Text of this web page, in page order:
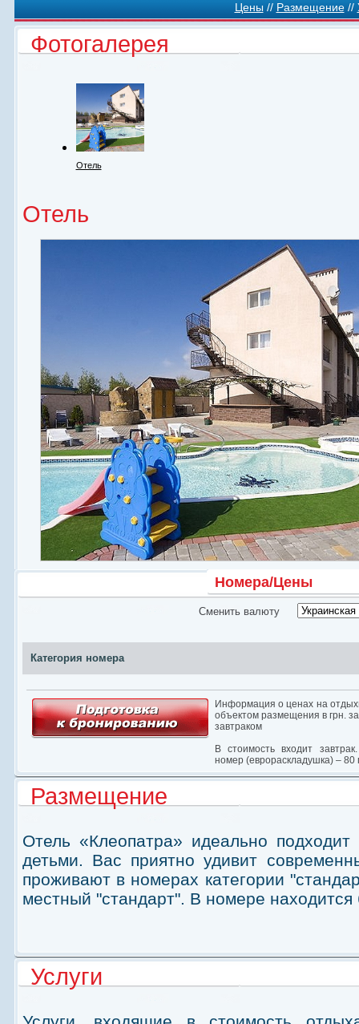
Цены // Размещение//
Фотогалерея
Отель
Бассейн
Отель
Номера/Цены
Сменить валюту
Категория номера
Информация о ценах на
объектом размещения в грн.
завтраком
В стоимость входит завтрак.
номер (еврораскладушка) – 80
Размещение
Отель «Клеопатра» идеально
детьми. Вас приятно удивит
проживают в номерах категории
местный "стандарт". В номере
Услуги